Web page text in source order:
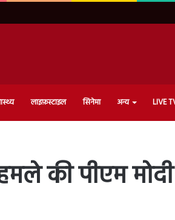
लाइफ़स्टाइल सिनेमा अन्य LIVE
पीएम मोदी ने